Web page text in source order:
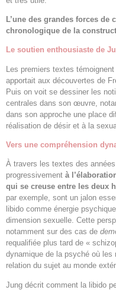
L’une des grandes forces
chronologique de la
Le soutien enthousiaste de
Les premiers textes
apportait aux découvertes de
Puis on voit se dessiner les
centrales dans son œuvre,
dans son approche une place
réalisation de désir et à la
Vers une compréhension
À travers les textes des
progressivement à
qui se creuse entre les deux
par exemple, sont un jalon
libido comme énergie
dimension sexuelle. Cette
notamment sur des cas de
requalifiée plus tard de «
dynamique de la psyché où
relation du sujet au monde
Jung décrit comment la libido